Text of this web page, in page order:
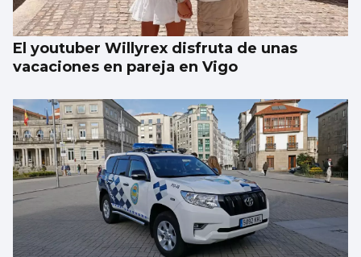
El youtuber Willyrex disfruta de unas
vacaciones en pareja en Vigo